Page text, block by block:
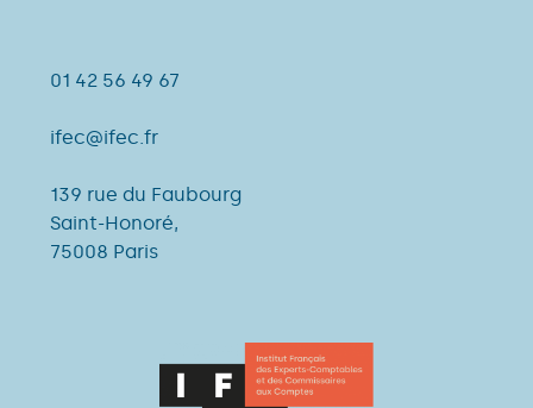
01 42 56 49 67
ifec@ifec.fr
139 rue du Faubourg
Saint-Honoré,
75008 Paris